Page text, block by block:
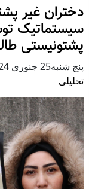
دختران غیر
سیستماتیک
پشتونیستی
پنج شنبه25 جنوری 2024
تحلیلی